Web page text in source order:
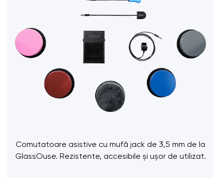
Comutatoare asistive cu mufă jack de 3,5 mm de la
GlassOuse. Rezistente, accesibile și ușor de utilizat.